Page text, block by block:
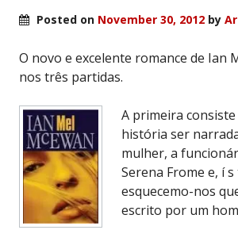
Posted on November 30, 2012 by
O novo e excelente romance de Ian
nos três partidas.
A primeira
história ser
mulher, a
Serena Frome e, í
esquecemo-nos
escrito por um